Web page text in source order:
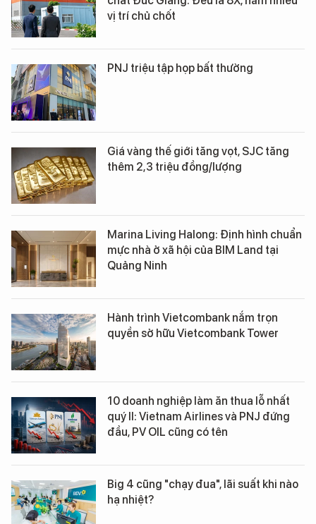
vị trí chủ chốt
PNJ triệu tập họp bất thường
Giá vàng thế giới tăng vọt, SJC tăng
thêm 2,3 triệu đồng/lượng
Marina Living Halong: Định hình chuẩn
mực nhà ở xã hội của BIM Land tại
Quảng Ninh
Hành trình Vietcombank nắm trọn
quyền sở hữu Vietcombank Tower
10 doanh nghiệp làm ăn thua lỗ nhất
quý II: Vietnam Airlines và PNJ đứng
đầu, PV OIL cũng có tên
Big 4 cũng "chạy đua", lãi suất khi nào
hạ nhiệt?